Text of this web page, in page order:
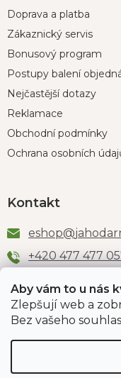
Aby vám to u nás
Zlepšují web a
Bez vašeho
Doprava a platba
Zákaznický servis
Bonusový program
Postupy balení
Nejčastější dotazy
Reklamace
Obchodní podmínky
Ochrana osobních
Kontakt
eshop@
+420 477 477
Odběr